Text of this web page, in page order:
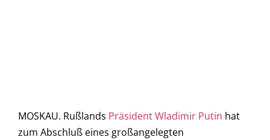
MOSKAU. Rußlands Präsident Wladimir Putin hat
zum Abschluß eines großangelegten